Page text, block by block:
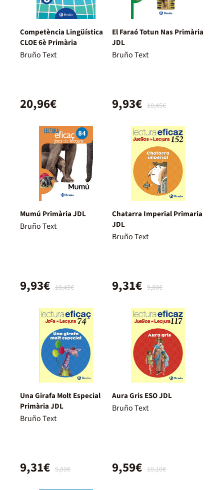
Competència Lingüística
CLOE 6è Primària
Bruño Text
20,96€
El Faraó Totun Nas Primària
JDL
Bruño Text
10,45€
9,93€
Mumú Primària JDL
Bruño Text
10,45€
9,93€
Chatarra Imperial Primaria
JDL
Bruño Text
9,80€
9,31€
Una Girafa Molt Especial
Primària JDL
Bruño Text
9,80€
9,31€
Aura Gris ESO JDL
Bruño Text
10,10€
9,59€